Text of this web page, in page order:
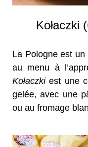
Kołaczki
La Pologne est
au menu à
Kołaczkiest une
gelée, avec une
ou au fromage